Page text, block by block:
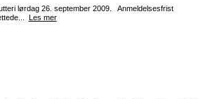
lørdag 26. september 2009. Anmeldelsesfrist
Les mer